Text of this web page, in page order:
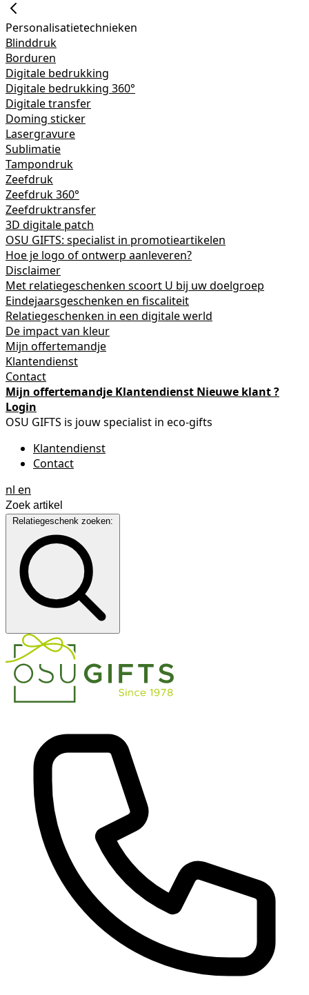
Personalisatietechnieken
Blinddruk
Borduren
Digitale bedrukking
Digitale bedrukking 360°
Digitale transfer
Doming sticker
Lasergravure
Sublimatie
Tampondruk
Zeefdruk
Zeefdruk 360°
Zeefdruktransfer
3D digitale patch
OSU GIFTS: specialist in promotieartikelen
Hoe je logo of ontwerp aanleveren?
Disclaimer
Met relatiegeschenken scoort U bij uw doelgroep
Eindejaarsgeschenken en fiscaliteit
Relatiegeschenken in een digitale werld
De impact van kleur
Mijn offertemandje
Klantendienst
Contact
Mijn offertemandje Klantendienst Nieuwe klant ?
Login
OSU GIFTS is jouw specialist in eco-gifts
Klantendienst
Contact
nl en
Relatiegeschenk zoeken: